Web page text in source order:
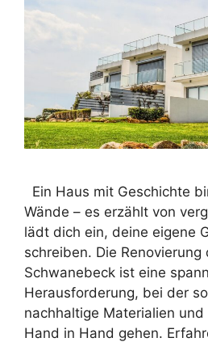
Ein Haus mit Geschichte
Wände – es erzählt von
lädt dich ein, deine eigene
schreiben. Die Renovierung
Schwanebeck ist eine
Herausforderung, bei der
nachhaltige Materialien
Hand in Hand gehen.